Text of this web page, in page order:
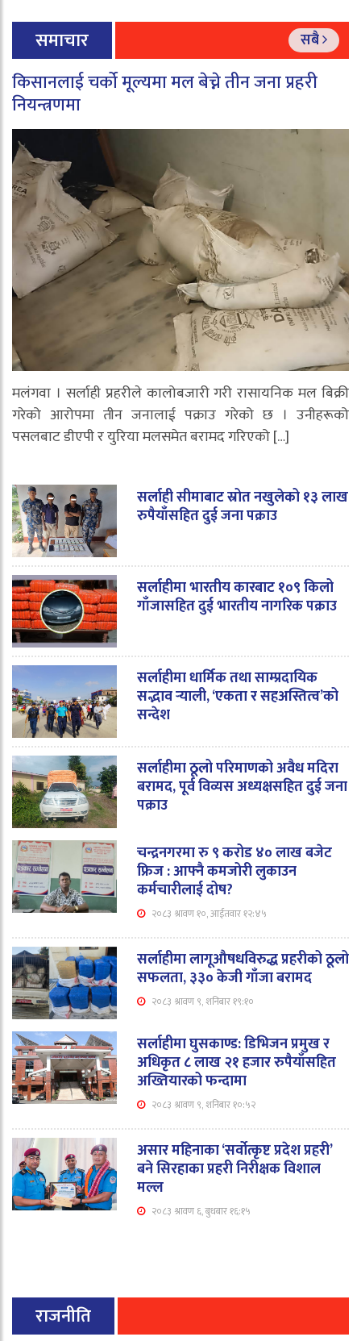
लुकाउन
कर्मचारीलाई दोष?
केजी गाँजा बरामद २१ हजार
रुपैयाँसहित
अख्तियारको
फन्दामा
समाचार सबै
किसानलाई चर्को मूल्यमा मल बेच्ने तीन जना प्रहरी
नियन्त्रणमा
मलंगवा । सर्लाही प्रहरीले कालोबजारी गरी रासायनिक मल बिक्री
गरेको आरोपमा तीन जनालाई पक्राउ गरेको छ । उनीहरूको
पसलबाट डीएपी र युरिया मलसमेत बरामद गरिएको […]
सर्लाही सीमाबाट स्रोत नखुलेको १३ लाख
रुपैयाँसहित दुई जना पक्राउ
सर्लाहीमा भारतीय कारबाट १०९ किलो
गाँजासहित दुई भारतीय नागरिक पक्राउ
सर्लाहीमा धार्मिक तथा साम्प्रदायिक
सद्भाव र्‍याली, ‘एकता र सहअस्तित्व’को
सन्देश
सर्लाहीमा ठूलो परिमाणको अवैध मदिरा
बरामद, पूर्व विव्यस अध्यक्षसहित दुई जना
पक्राउ
चन्द्रनगरमा रु ९ करोड ४० लाख बजेट
फ्रिज : आफ्नै कमजोरी लुकाउन
कर्मचारीलाई दोष?
२०८३ श्रावण १०, आईतवार १२:४५
सर्लाहीमा लागूऔषधविरुद्ध प्रहरीको ठूलो
सफलता, ३३० केजी गाँजा बरामद
२०८३ श्रावण ९, शनिबार १९:१०
सर्लाहीमा घुसकाण्ड: डिभिजन प्रमुख र
अधिकृत ८ लाख २१ हजार रुपैयाँसहित
अख्तियारको फन्दामा
२०८३ श्रावण ९, शनिबार १०:५२
असार महिनाका ‘सर्वोत्कृष्ट प्रदेश प्रहरी’
बने सिरहाका प्रहरी निरीक्षक विशाल
मल्ल
२०८३ श्रावण ६, बुधबार १६:१५
राजनीति